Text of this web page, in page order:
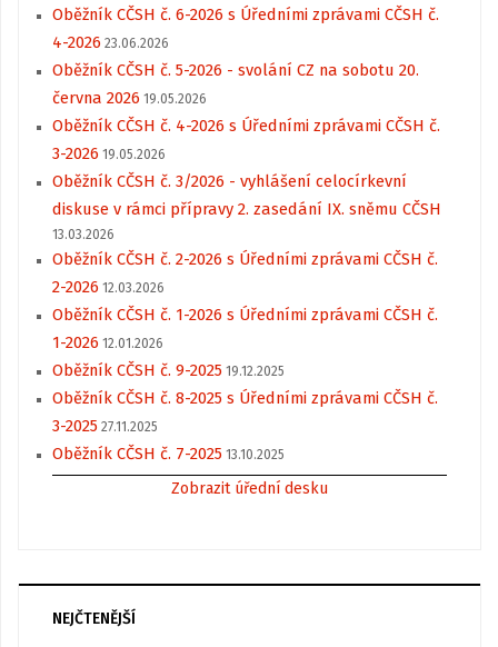
Oběžník CČSH č. 6-2026 s Úředními zprávami CČSH č.
4-2026 23.06.2026
Oběžník CČSH č. 5-2026 - svolání CZ na sobotu 20.
června 2026 19.05.2026
Oběžník CČSH č. 4-2026 s Úředními zprávami CČSH č.
3-2026 19.05.2026
Oběžník CČSH č. 3/2026 - vyhlášení celocírkevní
diskuse v rámci přípravy 2. zasedání IX. sněmu CČSH
13.03.2026
Oběžník CČSH č. 2-2026 s Úředními zprávami CČSH č.
2-2026 12.03.2026
Oběžník CČSH č. 1-2026 s Úředními zprávami CČSH č.
1-2026 12.01.2026
Oběžník CČSH č. 9-2025 19.12.2025
Oběžník CČSH č. 8-2025 s Úředními zprávami CČSH č.
3-2025 27.11.2025
Oběžník CČSH č. 7-2025 13.10.2025
Zobrazit úřední desku
NEJČTENĚJŠÍ